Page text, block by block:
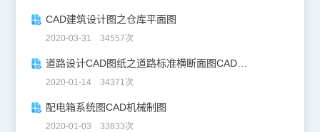
CAD建筑设计图之仓库平面图
2020-03-31 34557次
道路设计CAD图纸之道路标准横断面图CAD图纸
2020-01-14 34371次
配电箱系统图CAD机械制图
2020-01-03 33833次